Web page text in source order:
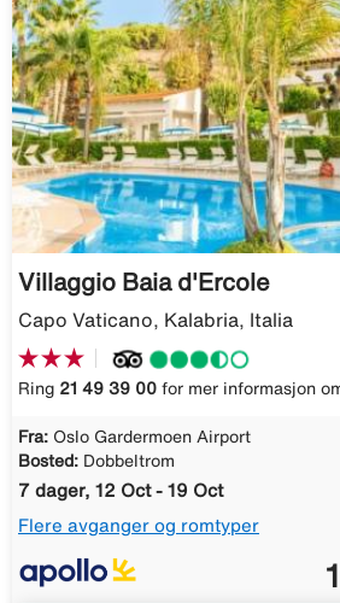
Villaggio Baia d'Ercole
Capo Vaticano, Kalabria, Italia
Ring 21 49 39 00 for mer informasjon
Fra: Oslo Gardermoen Airport
Bosted: Dobbeltrom
7 dager, 12 Oct - 19 Oct
Flere avganger og romtyper